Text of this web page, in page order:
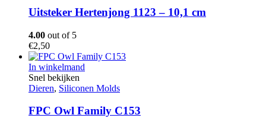
Uitsteker Hertenjong 1123 – 10,1 cm
4.00 out of 5
€2,50
In winkelmand
Snel bekijken
Dieren, Siliconen Molds
FPC Owl Family C153